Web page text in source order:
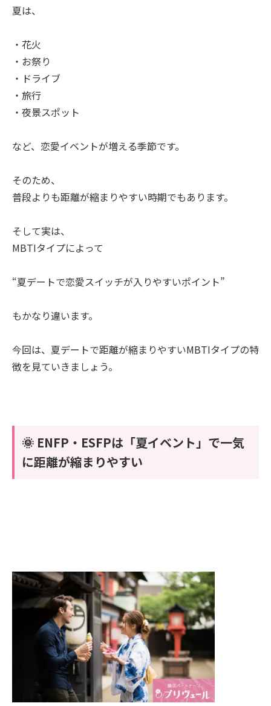
夏は、
・花火
・お祭り
・ドライブ
・旅行
・夜景スポット
など、恋愛イベントが増える季節です。
そのため、
普段よりも距離が縮まりやすい時期でもあります。
そして実は、
MBTIタイプによって
“夏デートで恋愛スイッチが入りやすいポイント”
もかなり違います。
今回は、夏デートで距離が縮まりやすいMBTIタイプの特
徴を見ていきましょう。
🌞 ENFP・ESFPは「夏イベント」で一気
に距離が縮まりやすい